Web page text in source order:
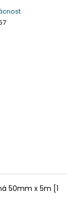
50mm x 5m [1